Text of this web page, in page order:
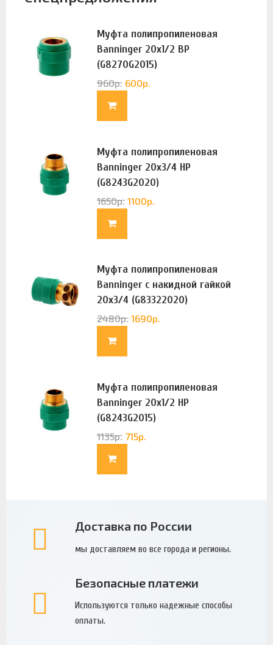
Муфта полипропиленовая
Banninger 20х1/2 ВР
(G8270G2015)
960р. 600р.
Муфта полипропиленовая
Banninger 20х3/4 НР
(G8243G2020)
1650р. 1100р.
Муфта полипропиленовая
Banninger с накидной гайкой
20х3/4 (G83322020)
2480р. 1690р.
Муфта полипропиленовая
Banninger 20х1/2 НР
(G8243G2015)
1135р. 715р.
Доставка по России
мы доставляем во все города и регионы.
Безопасные платежи
Используются только надежные способы
оплаты.